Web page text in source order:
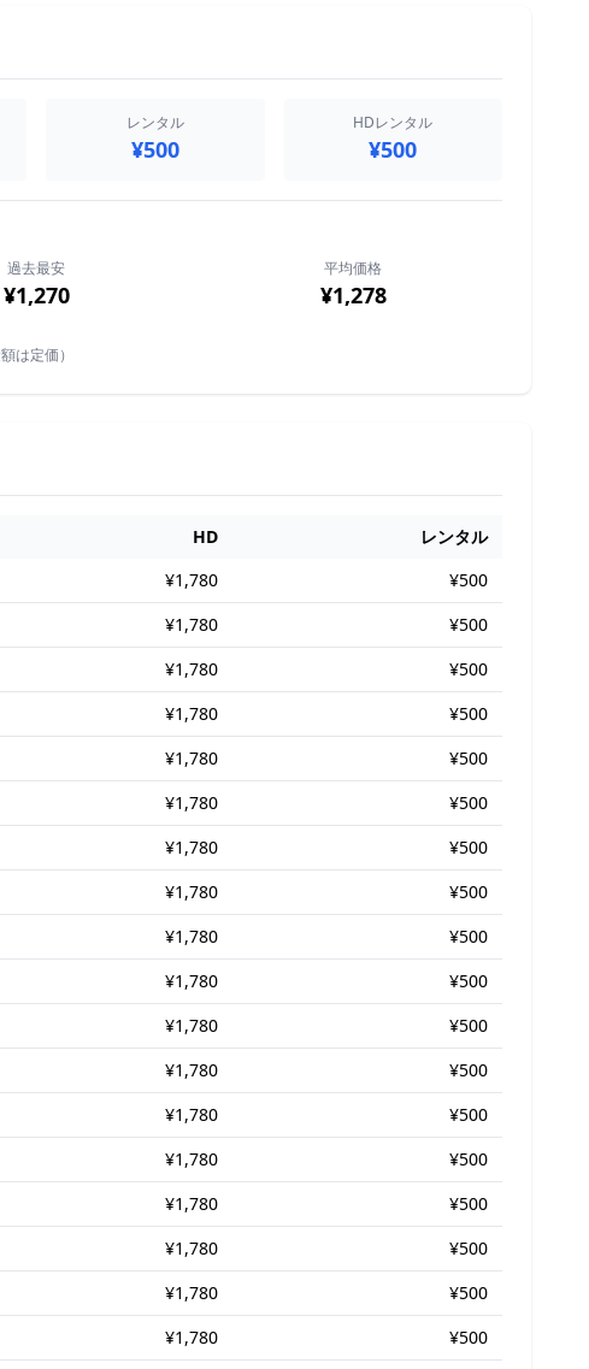
レンタル
¥500
HDレンタル
¥500
過去最安
¥1,270
平均価格
¥1,278
は定価）
HD
レンタル
¥1,780
¥500
¥1,780
¥500
¥1,780
¥500
¥1,780
¥500
¥1,780
¥500
¥1,780
¥500
¥1,780
¥500
¥1,780
¥500
¥1,780
¥500
¥1,780
¥500
¥1,780
¥500
¥1,780
¥500
¥1,780
¥500
¥1,780
¥500
¥1,780
¥500
¥1,780
¥500
¥1,780
¥500
¥1,780
¥500